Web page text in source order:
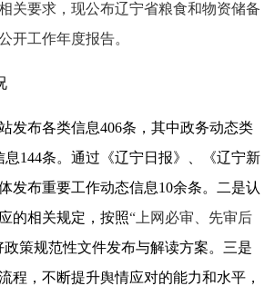
关要求，现公布辽宁省粮食和物资储备
开工作年度报告。
发布各类信息406条，其中政务动态类
息144条。通过《辽宁日报》、《辽宁新
发布重要工作动态信息10余条。二是认
的相关规定，按照“上网必审、先审后
政策规范性文件发布与解读方案。三是
程，不断提升舆情应对的能力和水平，